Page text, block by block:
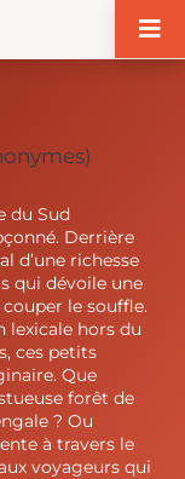
du Sud
Derrière
d’une richesse
qui dévoile une
le souffle.
lexicale hors du
ces petits
Que
forêt de
? Ou
à travers le
voyageurs qui